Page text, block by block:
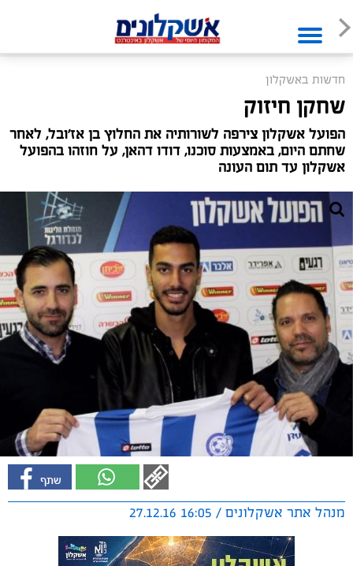
חדשות באשקלון
שחקן חיזוק
הפועל אשקלון צירפה לשורותיה את החלוץ בן אז'ובל, לאחר
שחתם היום, באמצעות סוכנו, דודו דהאן, על חוזהו בהפועל
אשקלון עד תום העונה
מנהל אתר אשקלונים / 16:05 27.12.16